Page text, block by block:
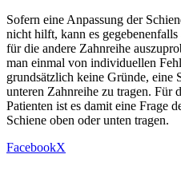
Sofern eine Anpassung der
nicht hilft, kann es
für die andere Zahnreihe
man einmal von individuellen
grundsätzlich keine Gründe, eine
unteren Zahnreihe zu tragen. Für
Patienten ist es damit eine Frage
Schiene oben oder unten tragen.
FacebookX